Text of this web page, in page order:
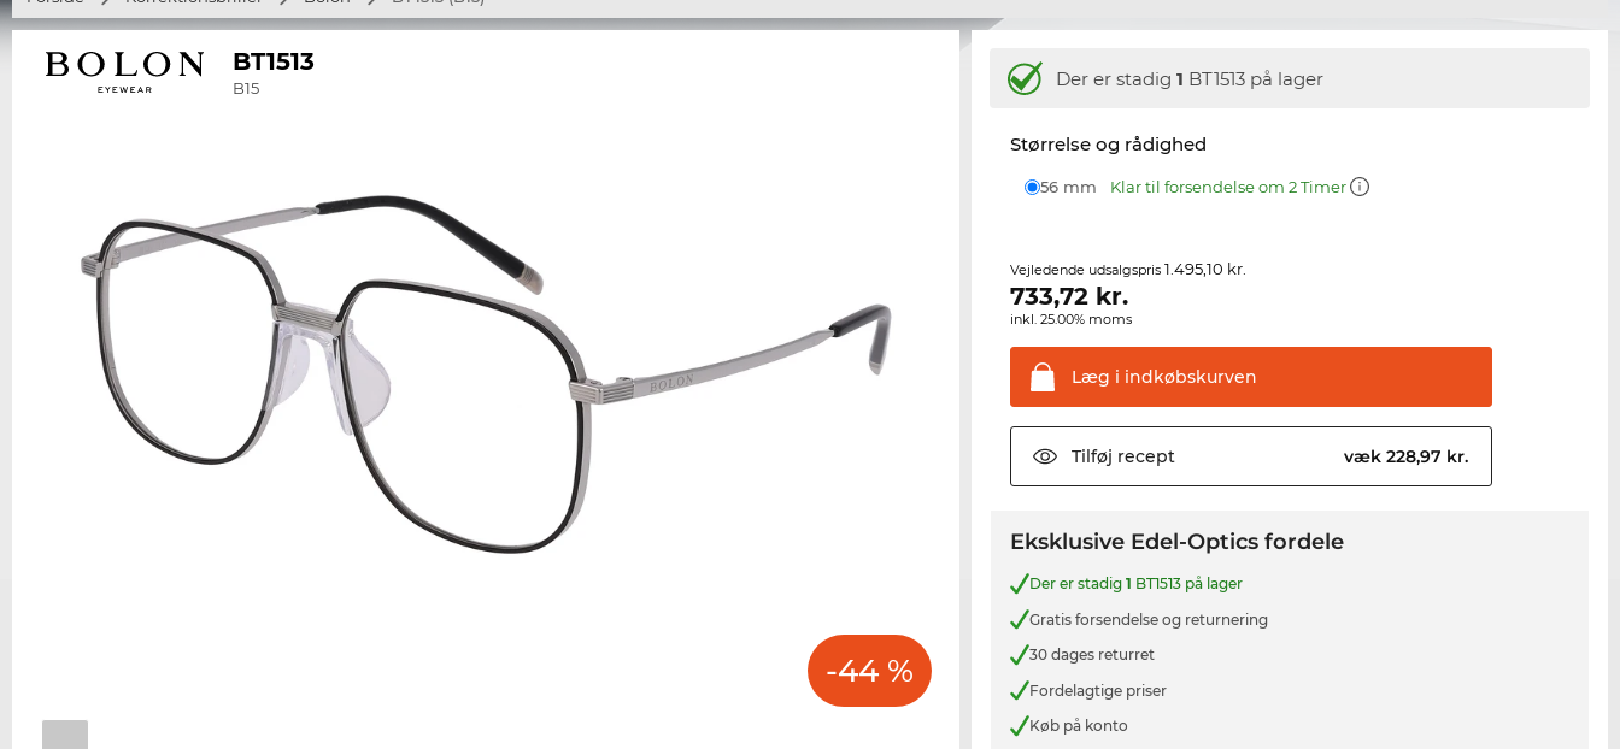
BT1513
B15
-44 %
Der er stadig1 BT1513 på lager
Størrelse og rådighed
56 mm Klar til forsendelse om 2 Timer
Vejledende udsalgspris1.495,10 kr.
733,72 kr.
inkl. 25.00% moms
Læg i indkøbskurven
Tilføj recept væk 228,97 kr.
Eksklusive Edel-Optics fordele
Der er stadig1 BT1513 på lager
Gratis forsendelse og returnering
30 dages returret
Fordelagtige priser
Køb på konto